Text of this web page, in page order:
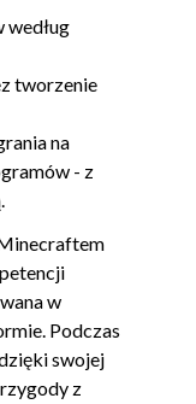
według
tworzenie
na
- z
w
Podczas
swojej
z